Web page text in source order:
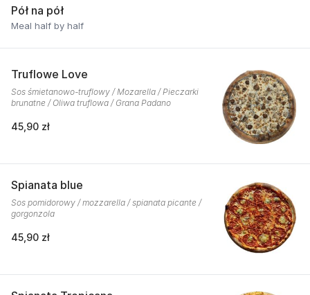
Pół na pół
Meal half by half
Truflowe Love
Sos śmietanowo-truflowy / Mozarella / Pieczarki
brunatne / Oliwa truflowa / Grana Padano
45,90 zł
Spianata blue
Sos pomidorowy / mozzarella / spianata picante /
gorgonzola
45,90 zł